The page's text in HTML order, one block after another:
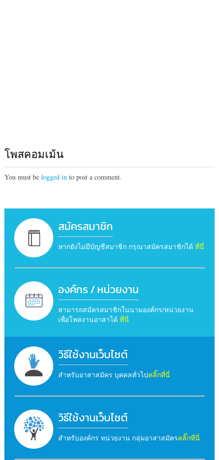
โพสคอมเม้น
You must be logged into post a comment.
สมัครสมาชิก
หากยังไม่มีบัญชีสมาชิก กรุณาสมัครสมาชิกได้ ที่นี่
องค์กร / หน่วยงาน
สามารถสมัครสมาชิกในนามองค์กร/หน่วยงาน
เพื่อโพสงานอาสาได้ ที่นี่
วิธีใช้งานเว็บไซต์
สำหรับอาสาสมัคร บุคคลทั่วไปคลิ๊กที่นี่
วิธีใช้งานเว็บไซต์
สำหรับองค์กร หน่วยงาน กลุ่มอาสาสมัครคลิ๊กที่นี่